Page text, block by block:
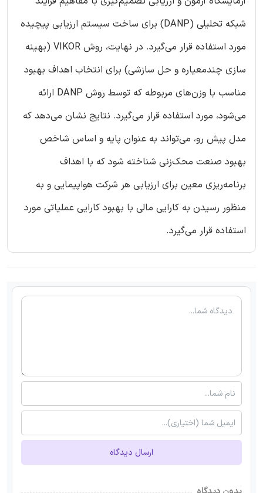
شبکه تحلیلی (DANP) برای ساخت سیستم ارزیابی پیچیده
مورد استفاده قرار می‌گیرد. در نهایت، روش VIKOR (بهینه
سازی چندمعیاره و حل سازشی) برای انتخاب اهداف بهبود
مناسب با وزن‌های مربوطه که توسط روش DANP ارائه
می‌شود، مورد استفاده قرار می‌گیرد. نتایج نشان می‌دهد که
مدل پیش رو، می‌تواند به عنوان پایه و اساس شاخص
بهبود صنعت محک‌زنی شناخته شود که با اهداف
برنامه‌ریزی معین برای ارزیابی هر شرکت هواپیمایی و به
منظور رسیدن به کارایی مالی با بهبود کارایی عملیاتی مورد
استفاده قرار می‌گیرد.
ارسال دیدگاه